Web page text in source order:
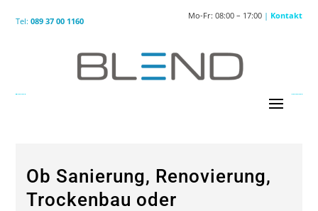
Tel:089 37 00 1160
Mo-Fr: 08:00 – 17:00| Kontakt
Ob Sanierung, Renovierung,
Trockenbau oder